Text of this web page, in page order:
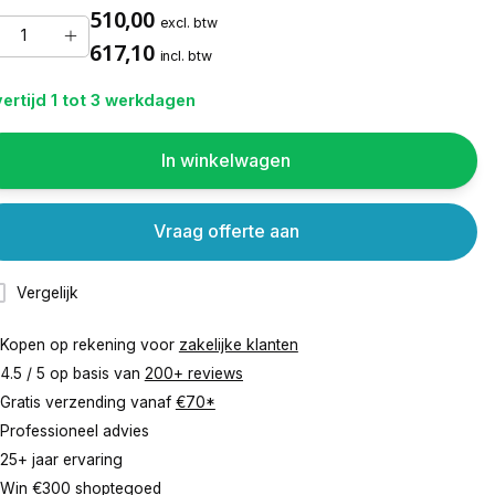
510,00 excl. btw
617,10 incl. btw
1 tot 3 werkdagen
In winkelwagen
Vergelijk
Vraag offerte aan
Kopen op rekening voor zakelijke klanten
4.5 / 5 op basis van 200+ reviews
Gratis verzending vanaf €70*
Professioneel advies
25+ jaar ervaring
Win €300 shoptegoed